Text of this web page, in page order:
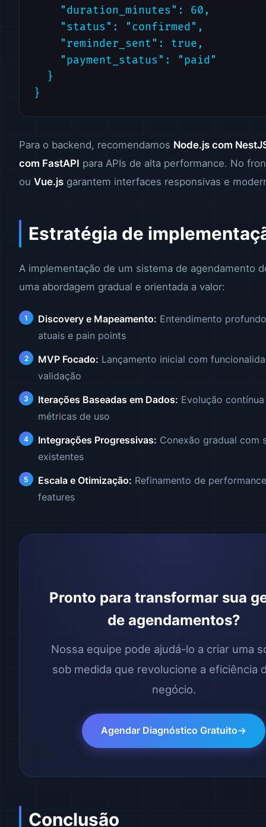
    "duration_minutes": 60,
    "status": "confirmed",
    "reminder_sent": true,
    "payment_status": "paid"
  }
}
Para o backend, recomendamos Node.js com
com FastAPI para APIs de alta performance. No
ou Vue.js garantem interfaces responsivas e
Estratégia de
A implementação de um sistema de agendamento
uma abordagem gradual e orientada a valor:
Discovery e Mapeamento: Entendimento
atuais e pain points
MVP Focado: Lançamento inicial com
validação
Iterações Baseadas em Dados: Evolução
métricas de uso
Integrações Progressivas: Conexão gradual com
existentes
Escala e Otimização: Refinamento de
features
Pronto para transformar sua
de agendamentos?
Nossa equipe pode ajudá-lo a criar uma
sob medida que revolucione a eficiência
negócio.
Agendar Diagnóstico Gratuito
Conclusão